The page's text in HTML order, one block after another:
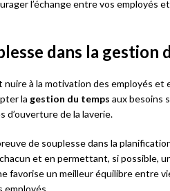
l’échange entre vos employés
dans la gestion
à la motivation des employés et
la gestion du temps aux besoins
d’ouverture de la laverie.
de souplesse dans la
et en permettant, si possible,
favorise un meilleur équilibre entre
employés.